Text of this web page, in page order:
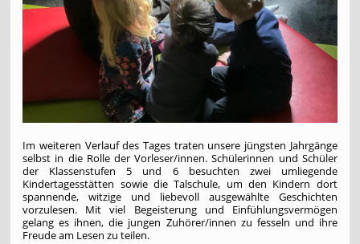
Im weiteren Verlauf des Tages traten unsere jüngsten Jahrgänge
selbst in die Rolle der Vorleser/innen. Schülerinnen und Schüler
der Klassenstufen 5 und 6 besuchten zwei umliegende
Kindertagesstätten sowie die Talschule, um den Kindern dort
spannende, witzige und liebevoll ausgewählte Geschichten
vorzulesen. Mit viel Begeisterung und Einfühlungsvermögen
gelang es ihnen, die jungen Zuhörer/innen zu fesseln und ihre
Freude am Lesen zu teilen.